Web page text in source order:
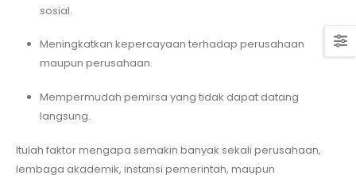
sosial.
Meningkatkan kepercayaan terhadap perusahaan
maupun perusahaan.
Mempermudah pemirsa yang tidak dapat datang
langsung.
Itulah faktor mengapa semakin banyak sekali perusahaan,
lembaga akademik, instansi pemerintah, maupun